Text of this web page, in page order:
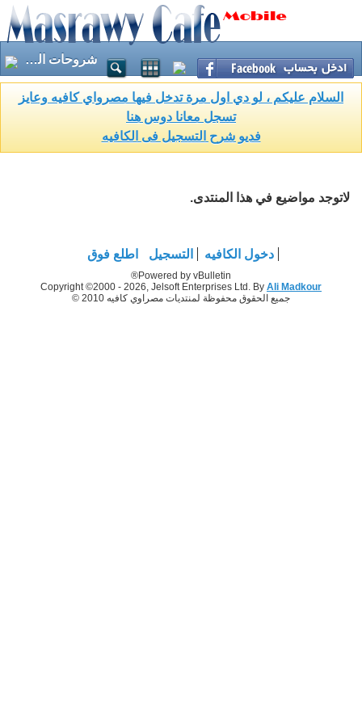
شروحات الـvBulletin ونسخ المنتديات التانية
السلام عليكم ، لو دي اول مرة تدخل فيها مصرواي كافيه وعايز
تسجل معانا دوس هنا
فديو شرح التسجيل فى الكافيه
لاتوجد مواضيع في هذا المنتدى.
دخول الكافيه التسجيل اطلع فوق
Powered by vBulletin®
Copyright ©2000 - 2026, Jelsoft Enterprises Ltd. By Ali Madkour
جميع الحقوق محفوظة لمنتديات مصراوي كافيه 2010 ©